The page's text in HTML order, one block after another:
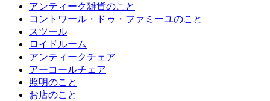
アンティーク雑貨のこと
コントワール・ドゥ・ファミーユのこと
スツール
ロイドルーム
アンティークチェア
アーコールチェア
照明のこと
お店のこと